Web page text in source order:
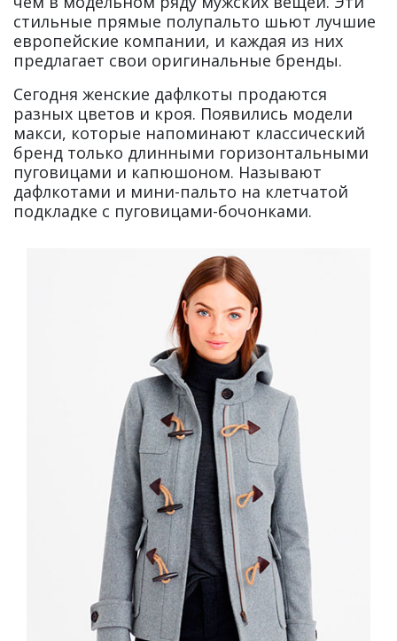
стильные прямые полупальто шьют лучшие
европейские компании, и каждая из них
предлагает свои оригинальные бренды.
Сегодня женские дафлкоты продаются
разных цветов и кроя. Появились модели
макси, которые напоминают классический
бренд только длинными горизонтальными
пуговицами и капюшоном. Называют
дафлкотами и мини-пальто на клетчатой
подкладке с пуговицами-бочонками.